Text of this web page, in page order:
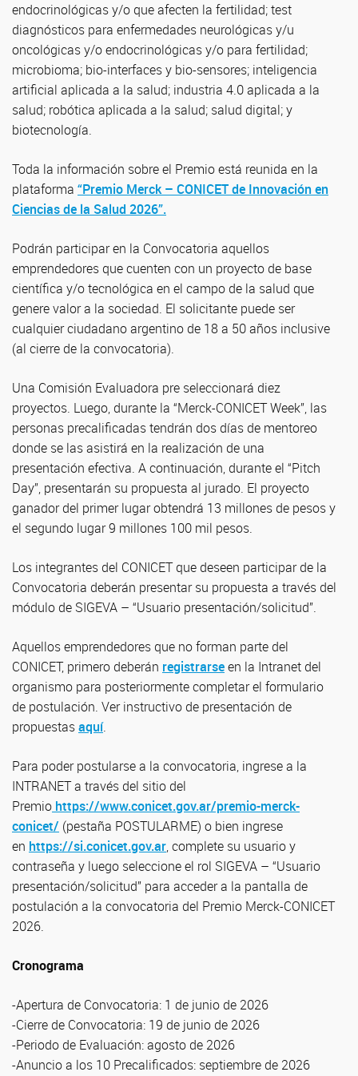
endocrinológicas y/o que afecten la fertilidad; test
diagnósticos para enfermedades neurológicas y/u
oncológicas y/o endocrinológicas y/o para fertilidad;
microbioma; bio-interfaces y bio-sensores; inteligencia
artificial aplicada a la salud; industria 4.0 aplicada a la
salud; robótica aplicada a la salud; salud digital; y
biotecnología.
Toda la información sobre el Premio está reunida en la
plataforma “Premio Merck – CONICET de Innovación en
Ciencias de la Salud 2026”.
Podrán participar en la Convocatoria aquellos
emprendedores que cuenten con un proyecto de base
científica y/o tecnológica en el campo de la salud que
genere valor a la sociedad. El solicitante puede ser
cualquier ciudadano argentino de 18 a 50 años inclusive
(al cierre de la convocatoria).
Una Comisión Evaluadora pre seleccionará diez
proyectos. Luego, durante la “Merck-CONICET Week”, las
personas precalificadas tendrán dos días de mentoreo
donde se las asistirá en la realización de una
presentación efectiva. A continuación, durante el “Pitch
Day”, presentarán su propuesta al jurado. El proyecto
ganador del primer lugar obtendrá 13 millones de pesos y
el segundo lugar 9 millones 100 mil pesos.
Los integrantes del CONICET que deseen participar de la
Convocatoria deberán presentar su propuesta a través del
módulo de SIGEVA – “Usuario presentación/solicitud”.
Aquellos emprendedores que no forman parte del
CONICET, primero deberán registrarseen la Intranet del
organismo para posteriormente completar el formulario
de postulación. Ver instructivo de presentación de
propuestasaquí.
Para poder postularse a la convocatoria, ingrese a la
INTRANET a través del sitio del
Premio https://www.conicet.gov.ar/premio-merck-
conicet/ (pestaña POSTULARME) o bien ingrese
en https://si.conicet.gov.ar, complete su usuario y
contraseña y luego seleccione el rol SIGEVA – “Usuario
presentación/solicitud” para acceder a la pantalla de
postulación a la convocatoria del Premio Merck-CONICET
2026.
Cronograma
-Apertura de Convocatoria: 1 de junio de 2026
-Cierre de Convocatoria: 19 de junio de 2026
-Periodo de Evaluación: agosto de 2026
-Anuncio a los 10 Precalificados: septiembre de 2026